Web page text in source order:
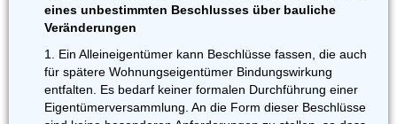
eines unbestimmten Beschlusses über bauliche
Veränderungen
1. Ein Alleineigentümer kann Beschlüsse fassen, die auch
für spätere Wohnungseigentümer Bindungswirkung
entfalten. Es bedarf keiner formalen Durchführung einer
Eigentümerversammlung. An die Form dieser Beschlüsse